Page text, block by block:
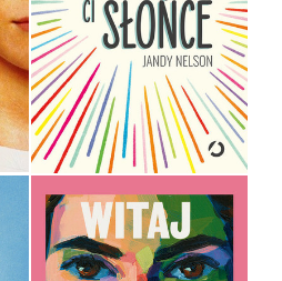
ODDAM CI SŁOŃCE
JANDY NELSON
OPRAWA MIĘKKA ZE SKRZYDEŁKAMI
39,90 ZŁ